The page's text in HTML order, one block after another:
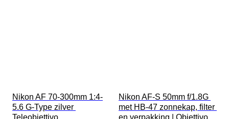
Nikon AF 70-300mm 1:4-
5.6 G-Type zilver
Nikon AF-S 50mm f/1.8G
met HB-47 zonnekap, filter